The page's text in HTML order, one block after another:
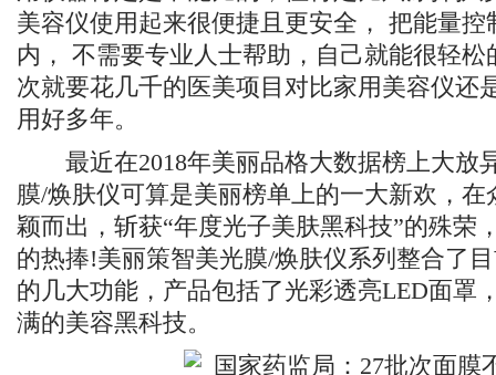
美容仪使用起来很便捷且更安全， 把能量
内， 不需要专业人士帮助，自己就能很轻
次就要花几千的医美项目对比家用美容仪还
用好多年。
最近在2018年美丽品格大数据榜上大放
膜/焕肤仪可算是美丽榜单上的一大新欢，
颖而出，斩获“年度光子美肤黑科技”的殊荣
的热捧!美丽策智美光膜/焕肤仪系列整合了
的几大功能，产品包括了光彩透亮LED面罩
满的美容黑科技。